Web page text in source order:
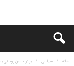
خانه سياسى برادر حسن روحانی